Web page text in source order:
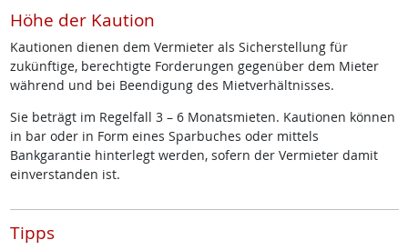
Höhe der Kaution
Kautionen dienen dem Vermieter als Sicherstellung für
zukünftige, berechtigte Forderungen gegenüber dem Mieter
während und bei Beendigung des Mietverhältnisses.
Sie beträgt im Regelfall 3 – 6 Monatsmieten. Kautionen können
in bar oder in Form eines Sparbuches oder mittels
Bankgarantie hinterlegt werden, sofern der Vermieter damit
einverstanden ist.
Tipps